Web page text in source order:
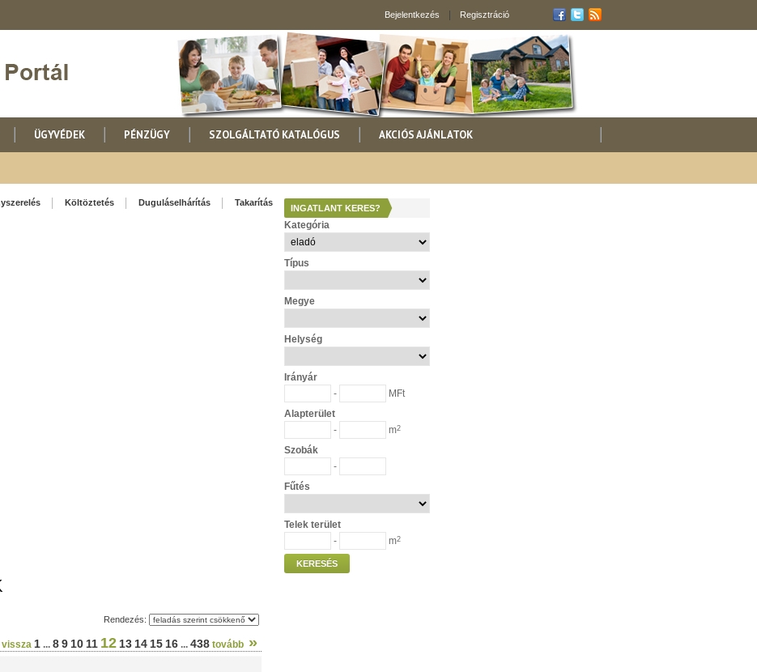
Bejelentkezés Regisztráció
ÜGYVÉDEK PÉNZÜGY SZOLGÁLTATÓ KATALÓGUS AKCIÓS AJÁNLATOK
Költöztetés Duguláselhárítás Takarítás
INGATLANT KERES?
Kategória
Típus
Megye
Helység
Irányár
-
MFt
Alapterület
-
m2
Szobák
-
Fűtés
Telek terület
-
m2
KERESÉS
Rendezés:
vissza 1 ... 89 10 11 12 13 14 15 16 ... 438 tovább »